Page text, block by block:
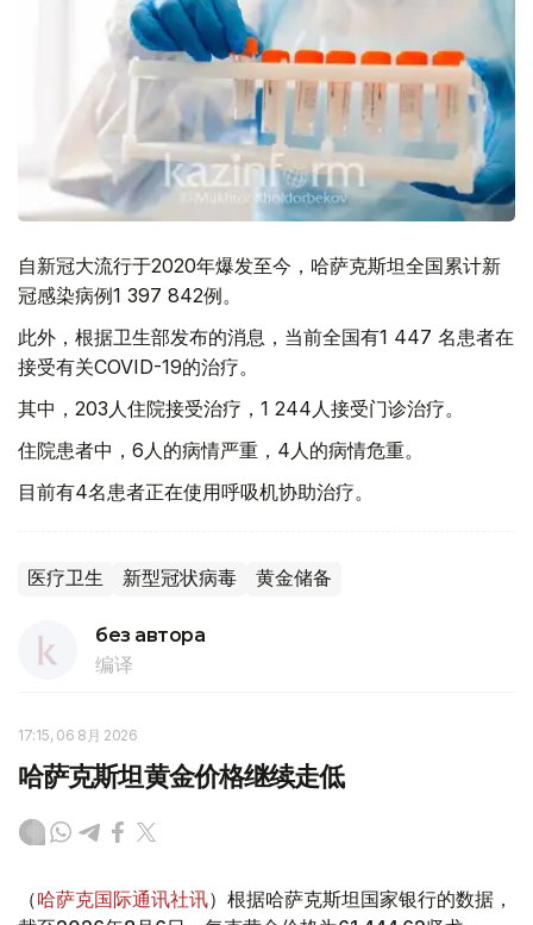
自新冠大流行于2020年爆发至今，哈萨克斯坦全国累计新
冠感染病例1 397 842例。
此外，根据卫生部发布的消息，当前全国有1 447 名患者在
接受有关COVID-19的治疗。
其中，203人住院接受治疗，1 244人接受门诊治疗。
住院患者中，6人的病情严重，4人的病情危重。
目前有4名患者正在使用呼吸机协助治疗。
医疗卫生 新型冠状病毒 黄金储备
без автора
编译
17:15, 06 8月 2026
哈萨克斯坦黄金价格继续走低
（哈萨克国际通讯社讯）根据哈萨克斯坦国家银行的数据，